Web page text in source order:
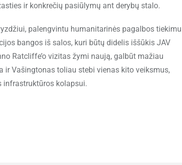
ir konkrečių pasiūlymų ant derybų stalo.
palengvintu humanitarinės pagalbos tiekimu
bangos iš salos, kuri būtų didelis iššūkis JAV
Ratcliffe’o vizitas žymi naują, galbūt mažiau
ir Vašingtonas toliau stebi vienas kito veiksmus,
infrastruktūros kolapsui.